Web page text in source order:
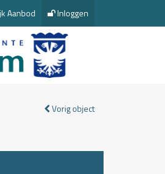
Aanbod Inloggen
Vorig object